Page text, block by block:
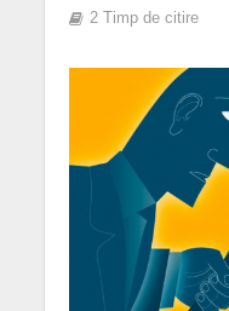
2 Timp de citire